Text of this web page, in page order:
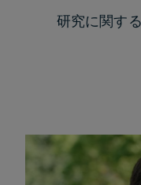
研究に関す